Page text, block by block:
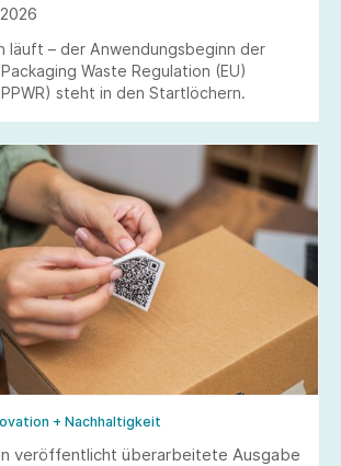
läuft – der Anwendungsbeginn der
Waste Regulation (EU)
steht in den Startlöchern.
+ Nachhaltigkeit
veröffentlicht überarbeitete Ausgabe